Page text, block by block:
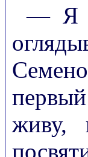
— Я
живу,